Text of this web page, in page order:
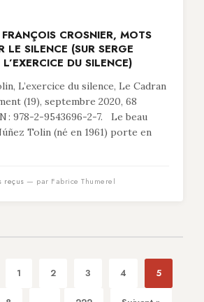
CROSNIER, MOTS
LE SILENCE (SUR SERGE
DU SILENCE)
L’exercice du silence, Le Cadran
(19), septembre 2020, 68
: 978-2-9543696-2-7. Le beau
Tolin (né en 1961) porte en
reçus — par Fabrice Thumerel
1 2 3 4 5